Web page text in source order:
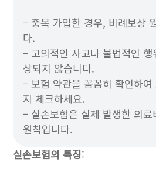
– 중복 가입한 경우, 비례보상
다.
– 고의적인 사고나 불법적인
상되지 않습니다.
– 보험 약관을 꼼꼼히 확인하
지 체크하세요.
– 실손보험은 실제 발생한 의
원칙입니다.
실손보험의 특징: